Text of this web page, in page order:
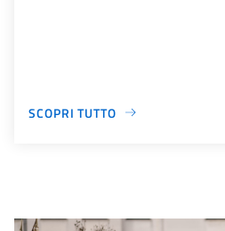
SCOPRI TUTTO